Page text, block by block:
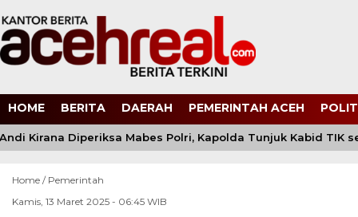
HOME BERITA DAERAH PEMERINTAH ACEH
Kirana Diperiksa Mabes Polri, Kapolda Tunjuk Kabid TIK
Home / Pemerintah
Kamis, 13 Maret 2025 - 06:45 WIB